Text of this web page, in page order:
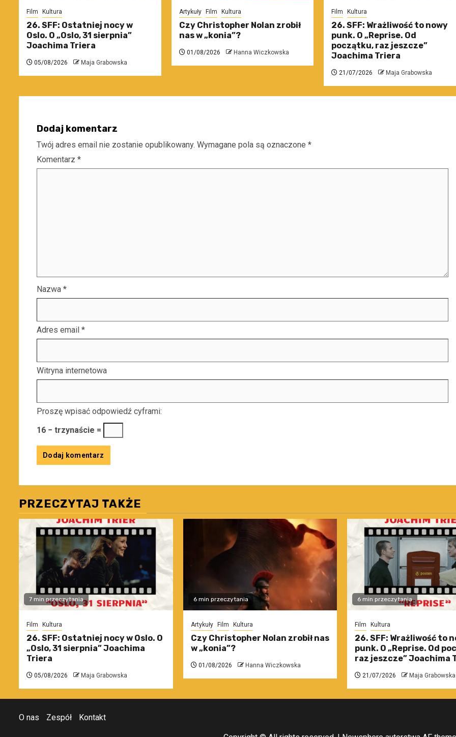
Film Kultura
26. SFF: Ostatniej nocy w
Oslo. O „Oslo, 31 sierpnia”
Joachima Triera
05/08/2026 Maja Grabowska
Artykuły Film Kultura
Czy Christopher Nolan zrobił
nas w „konia”?
01/08/2026 Hanna Wiczkowska
Film Kultura
26. SFF: Wrażliwość to nowy
punk. O „Reprise. Od
początku, raz jeszcze”
Joachima Triera
21/07/2026 Maja Grabowska
Dodaj komentarz
Twój adres email nie zostanie opublikowany. Wymagane pola są oznaczone *
Komentarz *
Nazwa *
Adres email *
Witryna internetowa
Proszę wpisać odpowiedź cyframi:
16 − trzynaście =
PRZECZYTAJ TAKŻE
7 min przeczytania
Film Kultura
26. SFF: Ostatniej nocy w Oslo. O
„Oslo, 31 sierpnia” Joachima
Triera
05/08/2026 Maja Grabowska
6 min przeczytania
Artykuły Film Kultura
Czy Christopher Nolan zrobił nas
w „konia”?
01/08/2026 Hanna Wiczkowska
6 min przeczytania
Film Kultura
26. SFF: Wrażliwość to
punk. O „Reprise. Od
raz jeszcze” Joachima
21/07/2026 Maja Grabowska
O nas Zespół Kontakt